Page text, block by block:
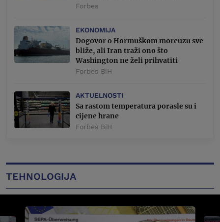
Forbes
EKONOMIJA
Dogovor o Hormuškom moreuzu sve
bliže, ali Iran traži ono što
Washington ne želi prihvatiti
Forbes BiH
AKTUELNOSTI
Sa rastom temperatura porasle su i
cijene hrane
Forbes BiH
TEHNOLOGIJA